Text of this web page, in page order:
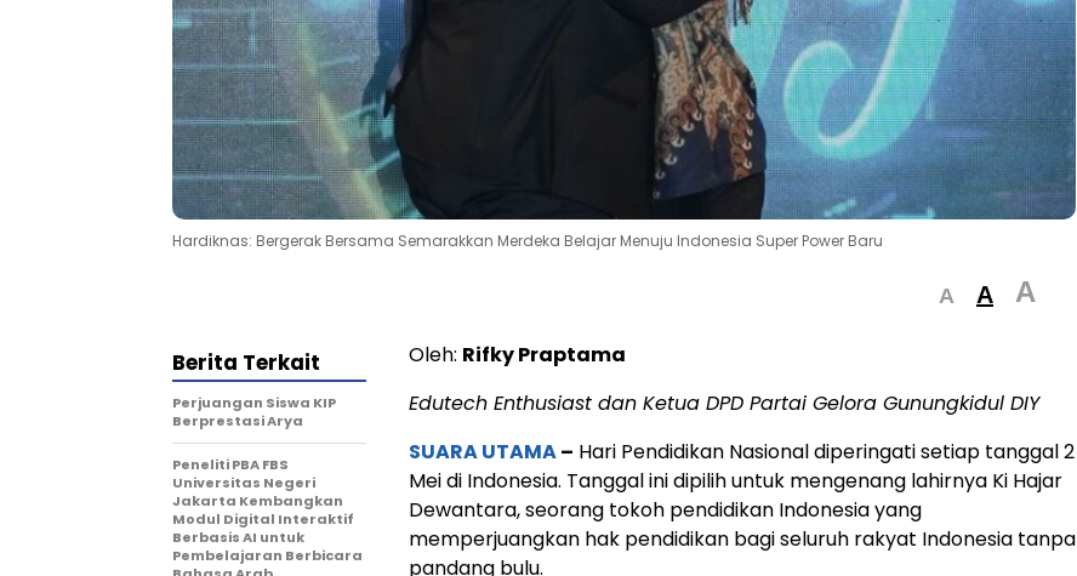
Hardiknas: Bergerak Bersama Semarakkan Merdeka Belajar Menuju Indonesia Super Power Baru
A A A
Oleh: Rifky Praptama
Edutech Enthusiast dan Ketua DPD Partai Gelora Gunungkidul DIY
SUARA UTAMA– Hari Pendidikan Nasional diperingati setiap tanggal 2
Mei di Indonesia. Tanggal ini dipilih untuk mengenang lahirnya Ki Hajar
Dewantara, seorang tokoh pendidikan Indonesia yang
memperjuangkan hak pendidikan bagi seluruh rakyat Indonesia tanpa
pandang bulu.
Berita Terkait
Perjuangan Siswa KIP
Berprestasi Arya
Peneliti PBA FBS
Universitas Negeri
Jakarta Kembangkan
Modul Digital Interaktif
Berbasis AI untuk
Pembelajaran Berbicara